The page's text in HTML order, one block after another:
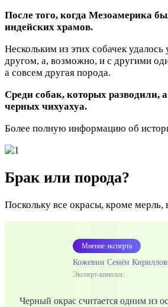
После того, когда Мезоамерика
индейских храмов.
Нескольким из этих собачек
другом, а, возможно, и с другими
а совсем другая порода.
Среди собак, которых разводили,
черных чихуахуа.
Более полную информацию об
Брак или порода?
Поскольку все окрасы, кроме мерль,
Мнение эксперта
Кожевин Семён
Эксперт-кинолог.
Черный окрас считается одним из